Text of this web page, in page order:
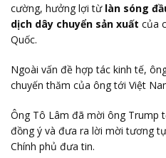
cường, hưởng lợi từ làn sóng
dịch dây chuyển sản xuất của
Quốc.
Ngoài vấn đề hợp tác kinh tế,
chuyến thăm của ông tới Việt
Ông Tô Lâm đã mời ông Trump
đồng ý và đưa ra lời mời tương
Chính phủ đưa tin.